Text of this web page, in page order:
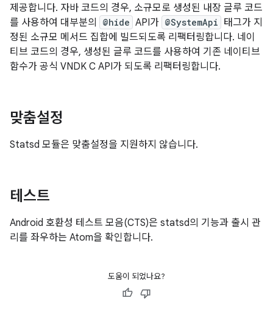
제공합니다. 자바 코드의 경우, 소규모로 생성된 내장 글루 코드
를 사용하여 대부분의
@hide API가 @SystemApi 태그가 지
정된 소규모 메서드 집합에 빌드되도록 리팩터링합니다. 네이
티브 코드의 경우, 생성된 글루 코드를 사용하여 기존 네이티브
함수가 공식 VNDK C API가 되도록 리팩터링합니다.
맞춤설정
Statsd 모듈은 맞춤설정을 지원하지 않습니다.
테스트
Android 호환성 테스트 모음(CTS)은 statsd의 기능과 출시 관
리를 좌우하는 Atom을 확인합니다.
도움이 되었나요?